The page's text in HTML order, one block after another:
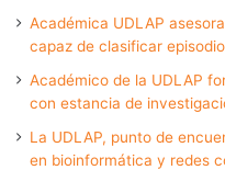
Académica UDLAP
capaz de clasificar
Académico de la UDLAP
con estancia de
La UDLAP, punto de
en bioinformática y redes